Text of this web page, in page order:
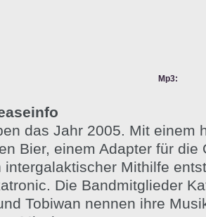
Mp3:
das Jahr 2005. Mit einem
Bier, einem Adapter für die
intergalaktischer Mithilfe
Die Bandmitglieder
Tobiwan nennen ihre